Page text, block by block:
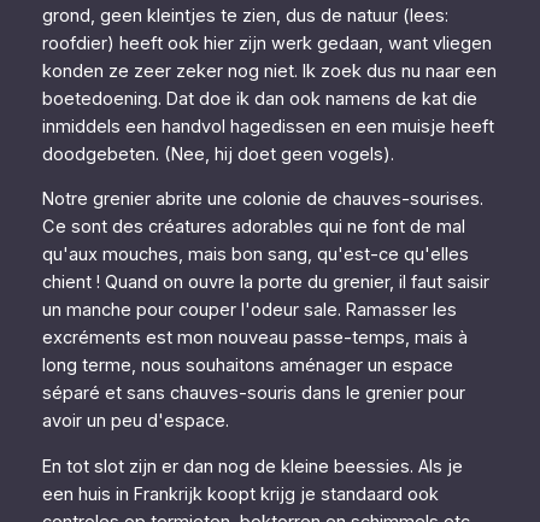
grond, geen kleintjes te zien, dus de natuur (lees:
roofdier) heeft ook hier zijn werk gedaan, want vliegen
konden ze zeer zeker nog niet. Ik zoek dus nu naar een
boetedoening. Dat doe ik dan ook namens de kat die
inmiddels een handvol hagedissen en een muisje heeft
doodgebeten. (Nee, hij doet geen vogels).
Notre grenier abrite une colonie de chauves-sourises.
Ce sont des créatures adorables qui ne font de mal
qu'aux mouches, mais bon sang, qu'est-ce qu'elles
chient ! Quand on ouvre la porte du grenier, il faut saisir
un manche pour couper l'odeur sale. Ramasser les
excréments est mon nouveau passe-temps, mais à
long terme, nous souhaitons aménager un espace
séparé et sans chauves-souris dans le grenier pour
avoir un peu d'espace.
En tot slot zijn er dan nog de kleine beessies. Als je
een huis in Frankrijk koopt krijg je standaard ook